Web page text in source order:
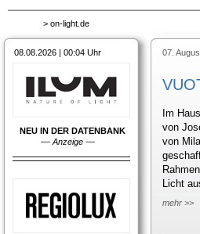
> on-light.de
08.08.2026 | 00:04 Uhr
NEU IN DER DATENBANK
–– Anzeige ––
07.
Im
von
von
Licht
mehr >>